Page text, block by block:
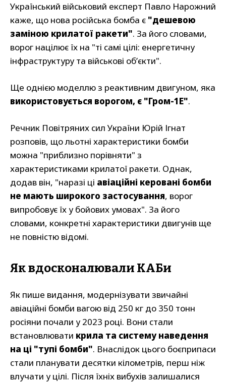
Український військовий експерт Павло Нарожний
каже, що нова російська бомба є "дешевою
заміною крилатої ракети". За його словами,
ворог націлює їх на "ті самі цілі: енергетичну
інфраструктуру та військові об’єкти".
Ще однією моделлю з реактивним двигуном, яка
використовується ворогом, є "Гром-1Е".
Речник Повітряних сил України Юрій Ігнат
розповів, що льотні характеристики бомби
можна "приблизно порівняти" з
характеристиками крилатої ракети. Однак,
додав він, "наразі ці авіаційні керовані бомби
не мають широкого застосування, ворог
випробовує їх у бойових умовах". За його
словами, конкретні характеристики двигунів ще
не повністю відомі.
Як вдосконалювали КАБи
Як пише видання, модернізувати звичайні
авіаційні бомби вагою від 250 кг до 350 тонн
росіяни почали у 2023 році. Вони стали
встановлювати крила та систему наведення
на ці "тупі бомби". Внаслідок цього боєприпаси
стали планувати десятки кілометрів, перш ніж
влучати у цілі. Після їхніх вибухів залишалися